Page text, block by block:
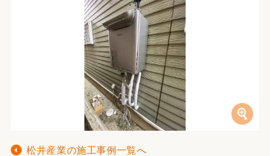
松井産業の施工事例一覧へ